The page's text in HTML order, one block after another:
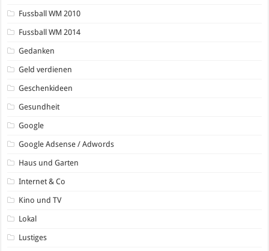
Fussball WM 2010
Fussball WM 2014
Gedanken
Geld verdienen
Geschenkideen
Gesundheit
Google
Google Adsense / Adwords
Haus und Garten
Internet & Co
Kino und TV
Lokal
Lustiges